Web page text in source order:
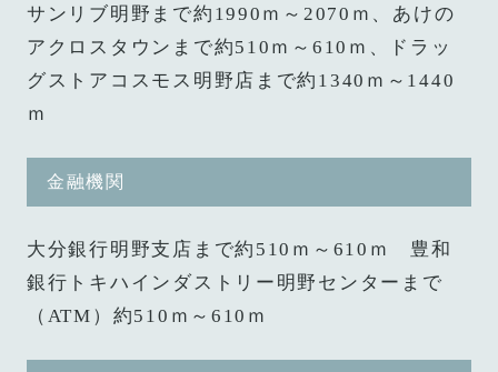
サンリブ明野まで約1990ｍ～2070ｍ、あけの
アクロスタウンまで約510ｍ～610ｍ、ドラッ
グストアコスモス明野店まで約1340ｍ～1440
ｍ
金融機関
大分銀行明野支店まで約510ｍ～610ｍ 豊和
銀行トキハインダストリー明野センターまで
（ATM）約510ｍ～610ｍ